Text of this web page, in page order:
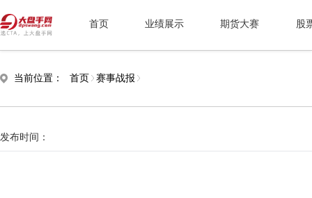
首页 业绩展示 期货大赛 股
当前位置： 首页 赛事战报
发布时间：